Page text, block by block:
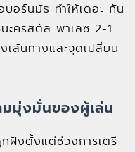
อร์นมัธ ทำให้เดอะ กัน
ะคริสตัล พาเลซ 2-1
เส้นทางและจุดเปลี่ยน
มมุ่งมั่นของผู้เล่น
ฝังตั้งแต่ช่วงการเตรี